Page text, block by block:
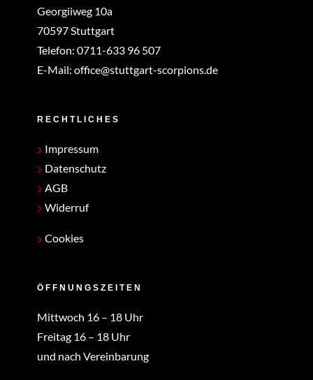
Georgiiweg 10a
70597 Stuttgart
Telefon: 0711-633 96 507
E-Mail: office@stuttgart-scorpions.de
RECHTLICHES
Impressum
Datenschutz
AGB
Widerruf
Cookies
ÖFFNUNGSZEITEN
Mittwoch 16 – 18 Uhr
Freitag 16 – 18 Uhr
und nach Vereinbarung